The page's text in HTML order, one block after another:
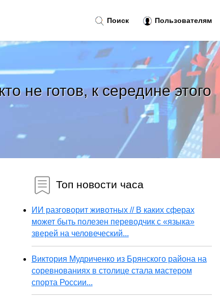
не готов, к середине этого
Топ новости часа
ИИ разговорит животных // В каких сферах
может быть полезен переводчик с «языка»
зверей на человеческий...
Виктория Мудриченко из Брянского района на
соревнованиях в столице стала мастером
спорта России...
Поиск Пользователям